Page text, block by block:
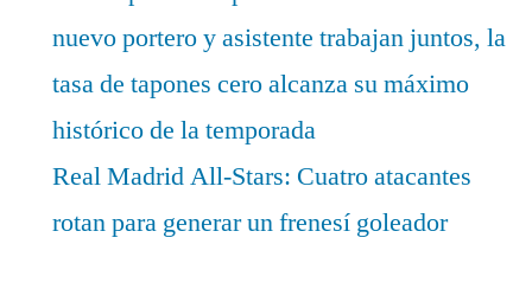
nuevo portero y asistente trabajan juntos, la
tasa de tapones cero alcanza su máximo
histórico de la temporada
Real Madrid All-Stars: Cuatro atacantes
rotan para generar un frenesí goleador